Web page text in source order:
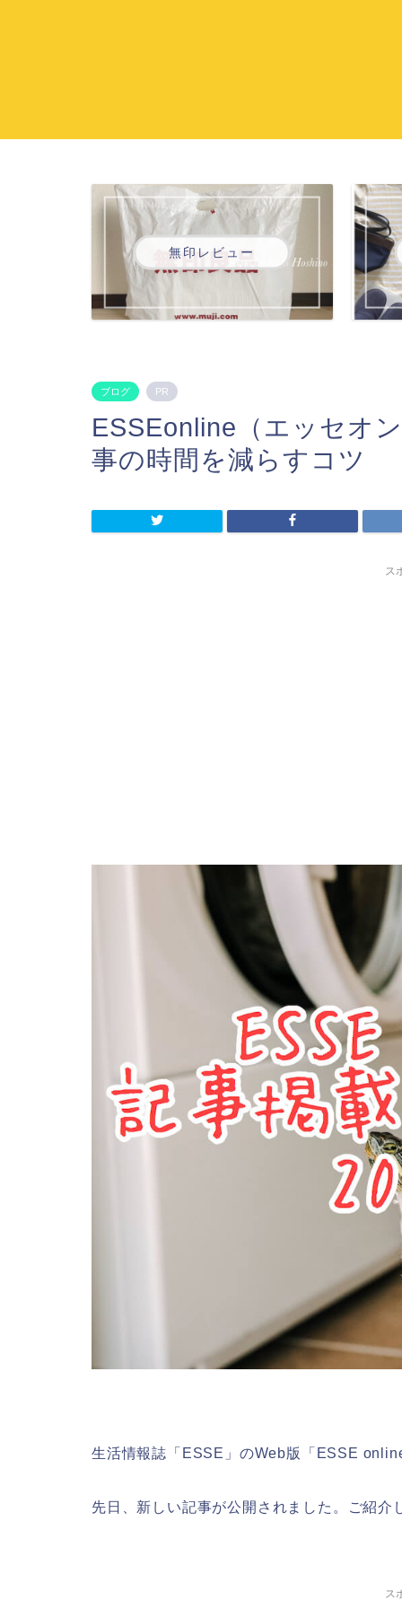
無印レビュー
ブログ PR
ESSEonline（エッセオ
事の時間を減らすコツ
ス
生活情報誌「ESSE」のWeb版「ESSE
先日、新しい記事が公開されました。ご紹介
ス